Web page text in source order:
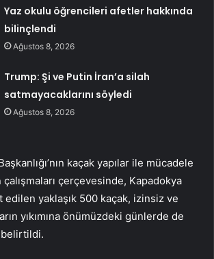
Yaz okulu öğrencileri afetler hakkında
bilinçlendi
Ağustos 8, 2026
Trump: Şi ve Putin İran’a silah
satmayacaklarını söyledi
Ağustos 8, 2026
kaçak yapılar ile mücadele
çerçevesinde, Kapadokya
yaklaşık 500 kaçak, izinsiz ve
yıkımına önümüzdeki günlerde de